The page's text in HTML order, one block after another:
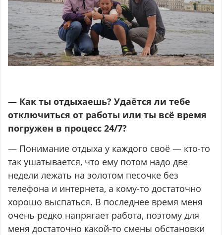
— Как ты отдыхаешь? Удаётся ли тебе
отключиться от работы или ты всё время
погружен в процесс 24/7?
— Понимание отдыха у каждого своё — кто-то
так ушатывается, что ему потом надо две
недели лежать на золотом песочке без
телефона и интернета, а кому-то достаточно
хорошо выспаться. В последнее время меня
очень редко напрягает работа, поэтому для
меня достаточно какой-то смены обстановки